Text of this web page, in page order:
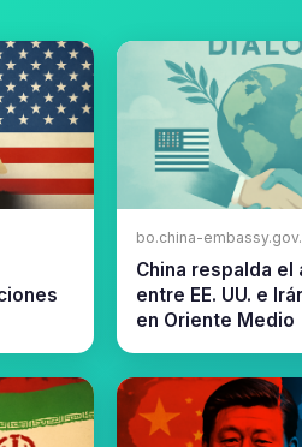
bo.china-
China respalda el
entre EE. UU. e
en Oriente Medio